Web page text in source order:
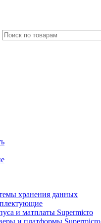
хранения данных
и матплаты Supermicro
и платформы Supermicro